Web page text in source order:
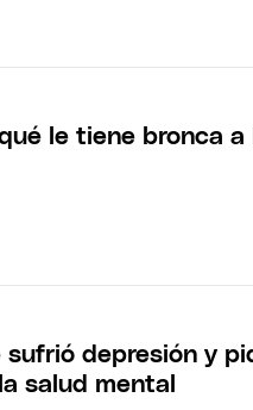
le tiene bronca a
sufrió depresión y
salud mental